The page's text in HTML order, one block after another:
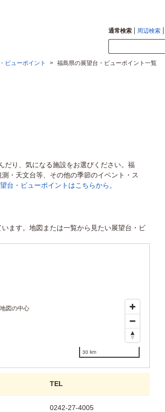
通常検索 周辺検索
ビューポイント > 福島県の展望台・ビューポイント一覧
だり、気になる施設をお選びください。福
・天文台等、その他の季節のイベント・ス
台・ビューポイントはこちらから。
ます。地図または一覧から見たい展望台・ビ
30 km
TEL
0242-27-4005